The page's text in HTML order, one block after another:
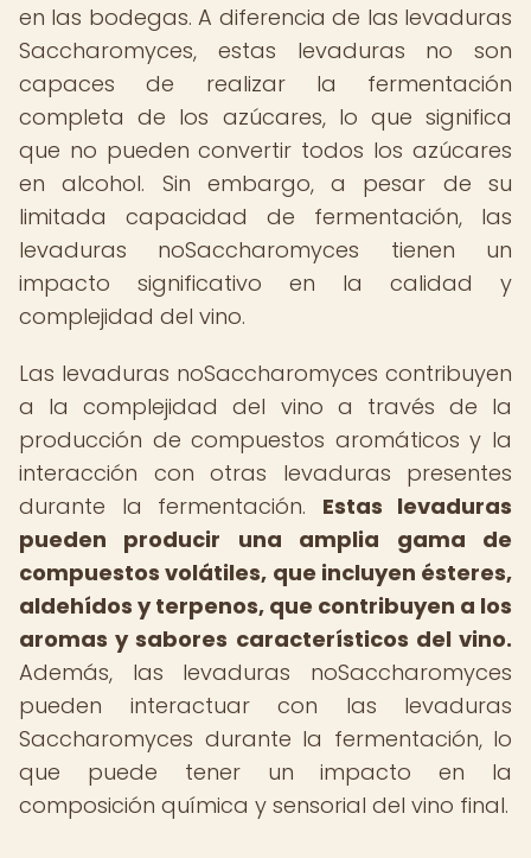
en las bodegas. A diferencia de las levaduras
Saccharomyces, estas levaduras no son
capaces de realizar la fermentación
completa de los azúcares, lo que significa
que no pueden convertir todos los azúcares
en alcohol. Sin embargo, a pesar de su
limitada capacidad de fermentación, las
levaduras noSaccharomyces tienen un
impacto significativo en la calidad y
complejidad del vino.
Las levaduras noSaccharomyces contribuyen
a la complejidad del vino a través de la
producción de compuestos aromáticos y la
interacción con otras levaduras presentes
durante la fermentación. Estas levaduras
pueden producir una amplia gama de
compuestos volátiles, que incluyen ésteres,
aldehídos y terpenos, que contribuyen a los
aromas y sabores característicos del vino.
Además, las levaduras noSaccharomyces
pueden interactuar con las levaduras
Saccharomyces durante la fermentación, lo
que puede tener un impacto en la
composición química y sensorial del vino final.